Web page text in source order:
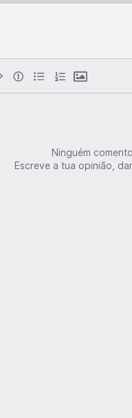
Ninguém
Escreve a tua opinião,